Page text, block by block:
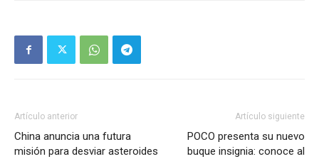
Artículo anterior
China anuncia una futura
misión para desviar asteroides
Artículo siguiente
POCO presenta su nuevo
buque insignia: conoce al